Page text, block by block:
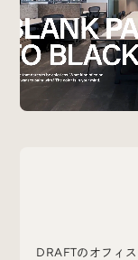
Events
Other
DRAFTのオフィ